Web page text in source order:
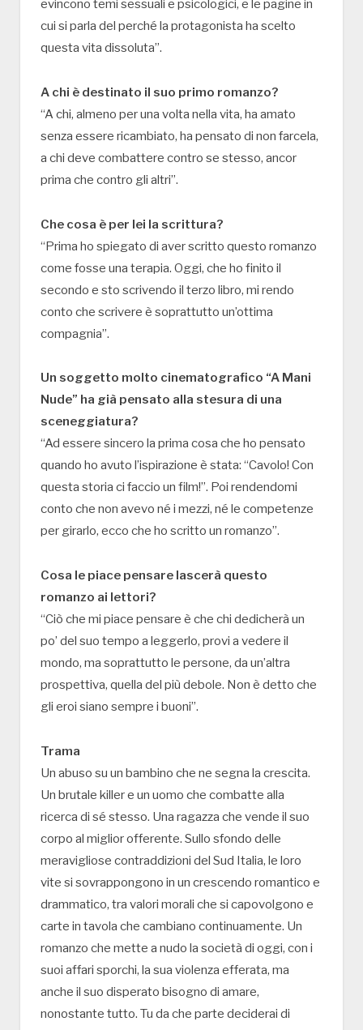
evincono temi sessuali e psicologici, e le pagine in
cui si parla del perché la protagonista ha scelto
questa vita dissoluta”.
A chi è destinato il suo primo romanzo?
“A chi, almeno per una volta nella vita, ha amato
senza essere ricambiato, ha pensato di non farcela,
a chi deve combattere contro se stesso, ancor
prima che contro gli altri”.
Che cosa è per lei la scrittura?
“Prima ho spiegato di aver scritto questo romanzo
come fosse una terapia. Oggi, che ho finito il
secondo e sto scrivendo il terzo libro, mi rendo
conto che scrivere è soprattutto un’ottima
compagnia”.
Un soggetto molto cinematografico “A Mani
Nude” ha già pensato alla stesura di una
sceneggiatura?
“Ad essere sincero la prima cosa che ho pensato
quando ho avuto l’ispirazione è stata: “Cavolo! Con
questa storia ci faccio un film!”. Poi rendendomi
conto che non avevo né i mezzi, né le competenze
per girarlo, ecco che ho scritto un romanzo”.
Cosa le piace pensare lascerà questo
romanzo ai lettori?
“Ciò che mi piace pensare è che chi dedicherà un
po’ del suo tempo a leggerlo, provi a vedere il
mondo, ma soprattutto le persone, da un’altra
prospettiva, quella del più debole. Non è detto che
gli eroi siano sempre i buoni”.
Trama
Un abuso su un bambino che ne segna la crescita.
Un brutale killer e un uomo che combatte alla
ricerca di sé stesso. Una ragazza che vende il suo
corpo al miglior offerente. Sullo sfondo delle
meravigliose contraddizioni del Sud Italia, le loro
vite si sovrappongono in un crescendo romantico e
drammatico, tra valori morali che si capovolgono e
carte in tavola che cambiano continuamente. Un
romanzo che mette a nudo la società di oggi, con i
suoi affari sporchi, la sua violenza efferata, ma
anche il suo disperato bisogno di amare,
nonostante tutto. Tu da che parte deciderai di